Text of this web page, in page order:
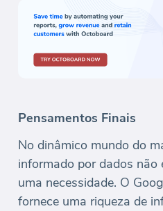
Pensamentos Finais
No dinâmico mundo do
informado por dados não
uma necessidade. O
fornece uma riqueza de